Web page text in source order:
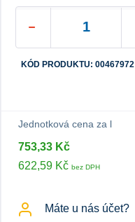
KÓD PRODUKTU: 00467972
Jednotková cena za l
753,33 Kč
622,59 Kč bez DPH
Máte u nás účet?